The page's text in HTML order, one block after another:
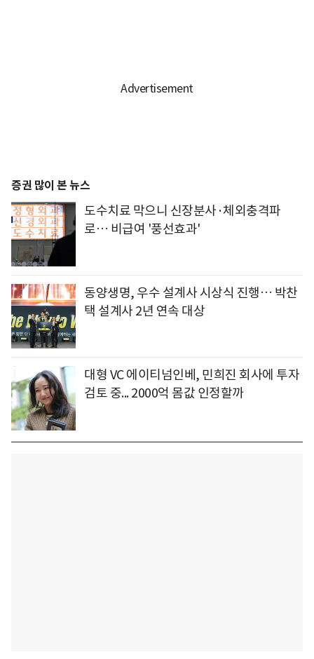
증권 많이 본 뉴스
도수치료 막으니 신장분사·체외충격파
로… 비급여 '풍선효과'
동양생명, 우수 설계사 시상식 진행… 박찬
택 설계사 2년 연속 대상
대형 VC 에이티넘인베, 민희진 회사에 투자
검토 중... 2000억 몸값 인정할까